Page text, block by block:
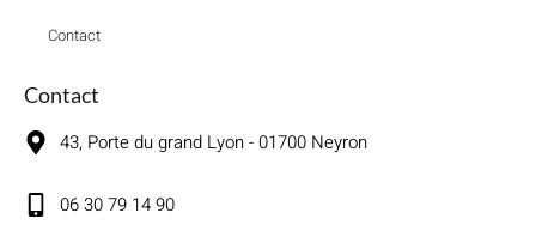
Contact
Contact
43, Porte du grand Lyon - 01700 Neyron
06 30 79 14 90